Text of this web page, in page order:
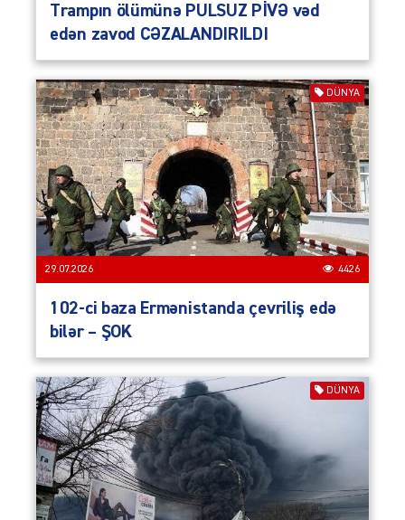
Trampın ölümünə PULSUZ PİVƏ vəd
edən zavod CƏZALANDIRILDI
DÜNYA
29.07.2026 4426
102-ci baza Ermənistanda çevriliş edə
bilər – ŞOK
DÜNYA